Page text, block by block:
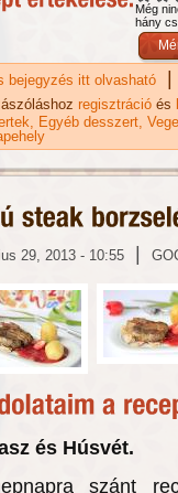
Még
hány
bejegyzés itt olvasható |
regisztráció és
Egyéb desszert
29, 2013 - 10:55 |
és Húsvét.
szánt